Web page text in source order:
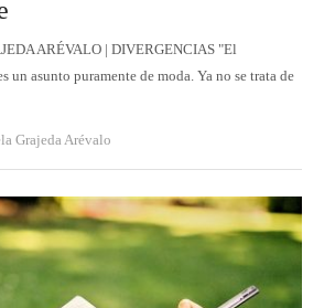
ARÉVALO | DIVERGENCIAS "El
un asunto puramente de moda. Ya no se trata de
Grajeda Arévalo